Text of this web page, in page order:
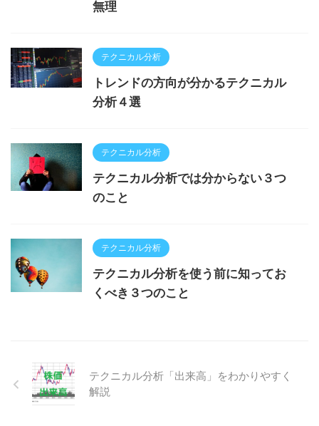
無理
テクニカル分析
トレンドの方向が分かるテクニカル
分析４選
テクニカル分析
テクニカル分析では分からない３つ
のこと
テクニカル分析
テクニカル分析を使う前に知ってお
くべき３つのこと
テクニカル分析「出来高」をわかりやすく
解説